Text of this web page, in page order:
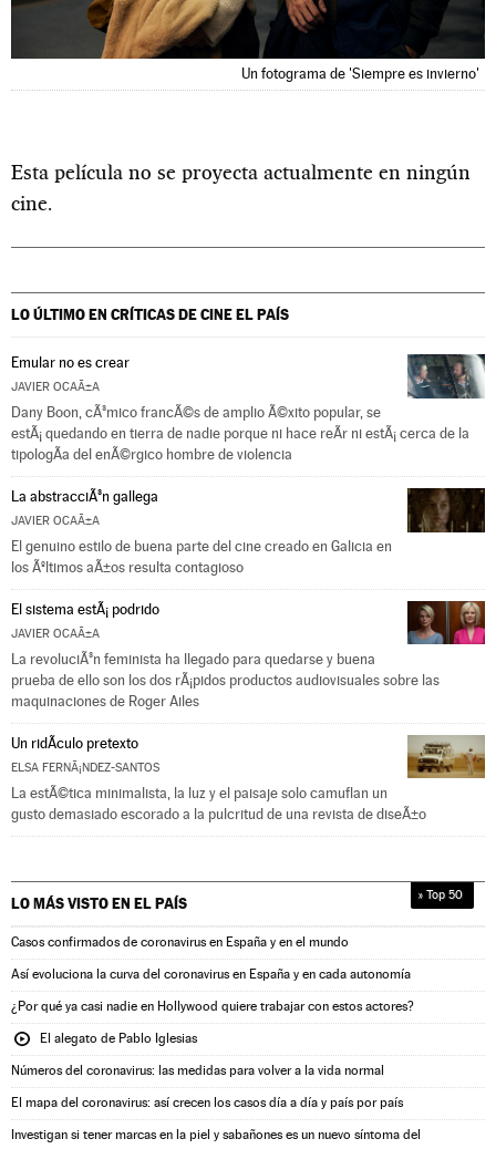
Un fotograma de 'Siempre es invierno'
Esta película no se proyecta actualmente en ningún
cine.
LO ÚLTIMO EN CRÍTICAS DE CINEEL PAÍS
Emular no es crear
JAVIER OCAÃ±A
Dany Boon, cÃ³mico francÃ©s de amplio Ã©xito popular, se
estÃ¡ quedando en tierra de nadie porque ni hace reÃ­r ni estÃ¡ cerca de la
tipologÃ­a del enÃ©rgico hombre de violencia
La abstracciÃ³n gallega
JAVIER OCAÃ±A
El genuino estilo de buena parte del cine creado en Galicia en
los Ãºltimos aÃ±os resulta contagioso
El sistema estÃ¡ podrido
JAVIER OCAÃ±A
La revoluciÃ³n feminista ha llegado para quedarse y buena
prueba de ello son los dos rÃ¡pidos productos audiovisuales sobre las
maquinaciones de Roger Ailes
Un ridÃ­culo pretexto
ELSA FERNÃ¡NDEZ-SANTOS
La estÃ©tica minimalista, la luz y el paisaje solo camuflan un
gusto demasiado escorado a la pulcritud de una revista de diseÃ±o
LO MÁS VISTO EN EL PAÍS » Top 50
Casos confirmados de coronavirus en España y en el mundo
Así evoluciona la curva del coronavirus en España y en cada autonomía
¿Por qué ya casi nadie en Hollywood quiere trabajar con estos actores?
El alegato de Pablo Iglesias
Números del coronavirus: las medidas para volver a la vida normal
El mapa del coronavirus: así crecen los casos día a día y país por país
Investigan si tener marcas en la piel y sabañones es un nuevo síntoma del